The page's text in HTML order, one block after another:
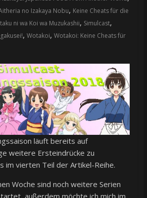
no Izakaya Nobu, Keine Cheats für die
ni wa Koi wa Muzukashii, Simulcast,
, Wotakoi, Wotakoi: Keine Cheats für
läuft bereits auf
weitere Ersteindrücke zu
im vierten Teil der Artikel-Reihe.
Woche sind noch weitere Serien
außerdem möchte ich mich im